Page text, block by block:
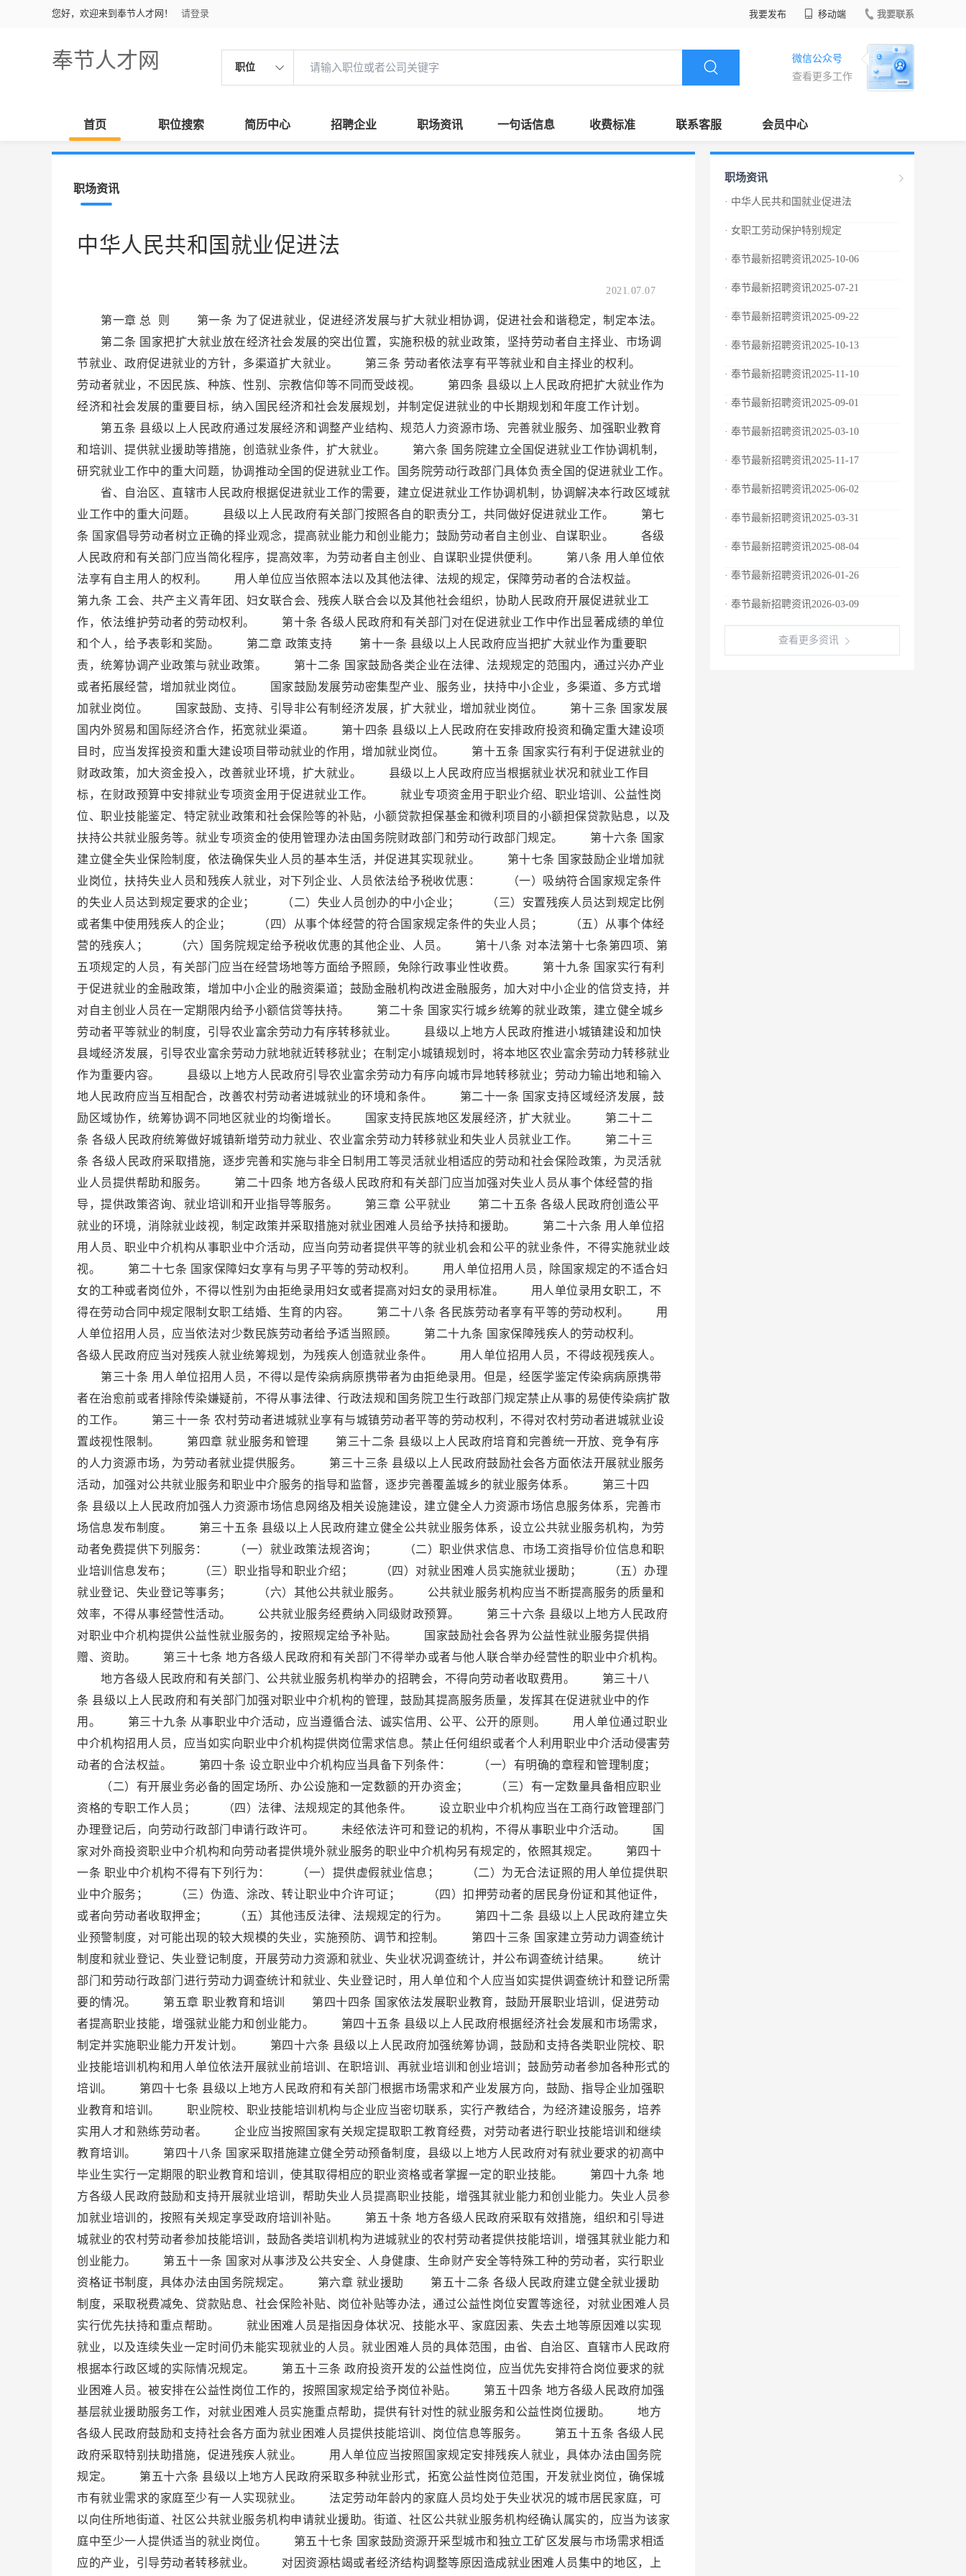
您好，欢迎来到奉节人才网！ 请登录 我要发布 移动端 我要联系
奉节人才网 职位
微信公众号
查看更多工作
首页 职位搜索 简历中心 招聘企业 职场资讯 一句话信息 收费标准 联系客服 会员中心
职场资讯
中华人民共和国就业促进法
2021.07.07
第一章 总 则 第一条 为了促进就业，促进经济发展与扩大就业相协调，促进社会和谐稳定，制定本法。
第二条 国家把扩大就业放在经济社会发展的突出位置，实施积极的就业政策，坚持劳动者自主择业、市场调
节就业、政府促进就业的方针，多渠道扩大就业。 第三条 劳动者依法享有平等就业和自主择业的权利。
劳动者就业，不因民族、种族、性别、宗教信仰等不同而受歧视。 第四条 县级以上人民政府把扩大就业作为
经济和社会发展的重要目标，纳入国民经济和社会发展规划，并制定促进就业的中长期规划和年度工作计划。
第五条 县级以上人民政府通过发展经济和调整产业结构、规范人力资源市场、完善就业服务、加强职业教育
和培训、提供就业援助等措施，创造就业条件，扩大就业。 第六条 国务院建立全国促进就业工作协调机制，
研究就业工作中的重大问题，协调推动全国的促进就业工作。国务院劳动行政部门具体负责全国的促进就业工作。
省、自治区、直辖市人民政府根据促进就业工作的需要，建立促进就业工作协调机制，协调解决本行政区域就
业工作中的重大问题。 县级以上人民政府有关部门按照各自的职责分工，共同做好促进就业工作。 第七
条 国家倡导劳动者树立正确的择业观念，提高就业能力和创业能力；鼓励劳动者自主创业、自谋职业。 各级
人民政府和有关部门应当简化程序，提高效率，为劳动者自主创业、自谋职业提供便利。 第八条 用人单位依
法享有自主用人的权利。 用人单位应当依照本法以及其他法律、法规的规定，保障劳动者的合法权益。
第九条 工会、共产主义青年团、妇女联合会、残疾人联合会以及其他社会组织，协助人民政府开展促进就业工
作，依法维护劳动者的劳动权利。 第十条 各级人民政府和有关部门对在促进就业工作中作出显著成绩的单位
和个人，给予表彰和奖励。 第二章 政策支持 第十一条 县级以上人民政府应当把扩大就业作为重要职
责，统筹协调产业政策与就业政策。 第十二条 国家鼓励各类企业在法律、法规规定的范围内，通过兴办产业
或者拓展经营，增加就业岗位。 国家鼓励发展劳动密集型产业、服务业，扶持中小企业，多渠道、多方式增
加就业岗位。 国家鼓励、支持、引导非公有制经济发展，扩大就业，增加就业岗位。 第十三条 国家发展
国内外贸易和国际经济合作，拓宽就业渠道。 第十四条 县级以上人民政府在安排政府投资和确定重大建设项
目时，应当发挥投资和重大建设项目带动就业的作用，增加就业岗位。 第十五条 国家实行有利于促进就业的
财政政策，加大资金投入，改善就业环境，扩大就业。 县级以上人民政府应当根据就业状况和就业工作目
标，在财政预算中安排就业专项资金用于促进就业工作。 就业专项资金用于职业介绍、职业培训、公益性岗
位、职业技能鉴定、特定就业政策和社会保险等的补贴，小额贷款担保基金和微利项目的小额担保贷款贴息，以及
扶持公共就业服务等。就业专项资金的使用管理办法由国务院财政部门和劳动行政部门规定。 第十六条 国家
建立健全失业保险制度，依法确保失业人员的基本生活，并促进其实现就业。 第十七条 国家鼓励企业增加就
业岗位，扶持失业人员和残疾人就业，对下列企业、人员依法给予税收优惠： （一）吸纳符合国家规定条件
的失业人员达到规定要求的企业； （二）失业人员创办的中小企业； （三）安置残疾人员达到规定比例
或者集中使用残疾人的企业； （四）从事个体经营的符合国家规定条件的失业人员； （五）从事个体经
营的残疾人； （六）国务院规定给予税收优惠的其他企业、人员。 第十八条 对本法第十七条第四项、第
五项规定的人员，有关部门应当在经营场地等方面给予照顾，免除行政事业性收费。 第十九条 国家实行有利
于促进就业的金融政策，增加中小企业的融资渠道；鼓励金融机构改进金融服务，加大对中小企业的信贷支持，并
对自主创业人员在一定期限内给予小额信贷等扶持。 第二十条 国家实行城乡统筹的就业政策，建立健全城乡
劳动者平等就业的制度，引导农业富余劳动力有序转移就业。 县级以上地方人民政府推进小城镇建设和加快
县域经济发展，引导农业富余劳动力就地就近转移就业；在制定小城镇规划时，将本地区农业富余劳动力转移就业
作为重要内容。 县级以上地方人民政府引导农业富余劳动力有序向城市异地转移就业；劳动力输出地和输入
地人民政府应当互相配合，改善农村劳动者进城就业的环境和条件。 第二十一条 国家支持区域经济发展，鼓
励区域协作，统筹协调不同地区就业的均衡增长。 国家支持民族地区发展经济，扩大就业。 第二十二
条 各级人民政府统筹做好城镇新增劳动力就业、农业富余劳动力转移就业和失业人员就业工作。 第二十三
条 各级人民政府采取措施，逐步完善和实施与非全日制用工等灵活就业相适应的劳动和社会保险政策，为灵活就
业人员提供帮助和服务。 第二十四条 地方各级人民政府和有关部门应当加强对失业人员从事个体经营的指
导，提供政策咨询、就业培训和开业指导等服务。 第三章 公平就业 第二十五条 各级人民政府创造公平
就业的环境，消除就业歧视，制定政策并采取措施对就业困难人员给予扶持和援助。 第二十六条 用人单位招
用人员、职业中介机构从事职业中介活动，应当向劳动者提供平等的就业机会和公平的就业条件，不得实施就业歧
视。 第二十七条 国家保障妇女享有与男子平等的劳动权利。 用人单位招用人员，除国家规定的不适合妇
女的工种或者岗位外，不得以性别为由拒绝录用妇女或者提高对妇女的录用标准。 用人单位录用女职工，不
得在劳动合同中规定限制女职工结婚、生育的内容。 第二十八条 各民族劳动者享有平等的劳动权利。 用
人单位招用人员，应当依法对少数民族劳动者给予适当照顾。 第二十九条 国家保障残疾人的劳动权利。
各级人民政府应当对残疾人就业统筹规划，为残疾人创造就业条件。 用人单位招用人员，不得歧视残疾人。
第三十条 用人单位招用人员，不得以是传染病病原携带者为由拒绝录用。但是，经医学鉴定传染病病原携带
者在治愈前或者排除传染嫌疑前，不得从事法律、行政法规和国务院卫生行政部门规定禁止从事的易使传染病扩散
的工作。 第三十一条 农村劳动者进城就业享有与城镇劳动者平等的劳动权利，不得对农村劳动者进城就业设
置歧视性限制。 第四章 就业服务和管理 第三十二条 县级以上人民政府培育和完善统一开放、竞争有序
的人力资源市场，为劳动者就业提供服务。 第三十三条 县级以上人民政府鼓励社会各方面依法开展就业服务
活动，加强对公共就业服务和职业中介服务的指导和监督，逐步完善覆盖城乡的就业服务体系。 第三十四
条 县级以上人民政府加强人力资源市场信息网络及相关设施建设，建立健全人力资源市场信息服务体系，完善市
场信息发布制度。 第三十五条 县级以上人民政府建立健全公共就业服务体系，设立公共就业服务机构，为劳
动者免费提供下列服务： （一）就业政策法规咨询； （二）职业供求信息、市场工资指导价位信息和职
业培训信息发布； （三）职业指导和职业介绍； （四）对就业困难人员实施就业援助； （五）办理
就业登记、失业登记等事务； （六）其他公共就业服务。 公共就业服务机构应当不断提高服务的质量和
效率，不得从事经营性活动。 公共就业服务经费纳入同级财政预算。 第三十六条 县级以上地方人民政府
对职业中介机构提供公益性就业服务的，按照规定给予补贴。 国家鼓励社会各界为公益性就业服务提供捐
赠、资助。 第三十七条 地方各级人民政府和有关部门不得举办或者与他人联合举办经营性的职业中介机构。
地方各级人民政府和有关部门、公共就业服务机构举办的招聘会，不得向劳动者收取费用。 第三十八
条 县级以上人民政府和有关部门加强对职业中介机构的管理，鼓励其提高服务质量，发挥其在促进就业中的作
用。 第三十九条 从事职业中介活动，应当遵循合法、诚实信用、公平、公开的原则。 用人单位通过职业
中介机构招用人员，应当如实向职业中介机构提供岗位需求信息。禁止任何组织或者个人利用职业中介活动侵害劳
动者的合法权益。 第四十条 设立职业中介机构应当具备下列条件： （一）有明确的章程和管理制度；
（二）有开展业务必备的固定场所、办公设施和一定数额的开办资金； （三）有一定数量具备相应职业
资格的专职工作人员； （四）法律、法规规定的其他条件。 设立职业中介机构应当在工商行政管理部门
办理登记后，向劳动行政部门申请行政许可。 未经依法许可和登记的机构，不得从事职业中介活动。 国
家对外商投资职业中介机构和向劳动者提供境外就业服务的职业中介机构另有规定的，依照其规定。 第四十
一条 职业中介机构不得有下列行为： （一）提供虚假就业信息； （二）为无合法证照的用人单位提供职
业中介服务； （三）伪造、涂改、转让职业中介许可证； （四）扣押劳动者的居民身份证和其他证件，
或者向劳动者收取押金； （五）其他违反法律、法规规定的行为。 第四十二条 县级以上人民政府建立失
业预警制度，对可能出现的较大规模的失业，实施预防、调节和控制。 第四十三条 国家建立劳动力调查统计
制度和就业登记、失业登记制度，开展劳动力资源和就业、失业状况调查统计，并公布调查统计结果。 统计
部门和劳动行政部门进行劳动力调查统计和就业、失业登记时，用人单位和个人应当如实提供调查统计和登记所需
要的情况。 第五章 职业教育和培训 第四十四条 国家依法发展职业教育，鼓励开展职业培训，促进劳动
者提高职业技能，增强就业能力和创业能力。 第四十五条 县级以上人民政府根据经济社会发展和市场需求，
制定并实施职业能力开发计划。 第四十六条 县级以上人民政府加强统筹协调，鼓励和支持各类职业院校、职
业技能培训机构和用人单位依法开展就业前培训、在职培训、再就业培训和创业培训；鼓励劳动者参加各种形式的
培训。 第四十七条 县级以上地方人民政府和有关部门根据市场需求和产业发展方向，鼓励、指导企业加强职
业教育和培训。 职业院校、职业技能培训机构与企业应当密切联系，实行产教结合，为经济建设服务，培养
实用人才和熟练劳动者。 企业应当按照国家有关规定提取职工教育经费，对劳动者进行职业技能培训和继续
教育培训。 第四十八条 国家采取措施建立健全劳动预备制度，县级以上地方人民政府对有就业要求的初高中
毕业生实行一定期限的职业教育和培训，使其取得相应的职业资格或者掌握一定的职业技能。 第四十九条 地
方各级人民政府鼓励和支持开展就业培训，帮助失业人员提高职业技能，增强其就业能力和创业能力。失业人员参
加就业培训的，按照有关规定享受政府培训补贴。 第五十条 地方各级人民政府采取有效措施，组织和引导进
城就业的农村劳动者参加技能培训，鼓励各类培训机构为进城就业的农村劳动者提供技能培训，增强其就业能力和
创业能力。 第五十一条 国家对从事涉及公共安全、人身健康、生命财产安全等特殊工种的劳动者，实行职业
资格证书制度，具体办法由国务院规定。 第六章 就业援助 第五十二条 各级人民政府建立健全就业援助
制度，采取税费减免、贷款贴息、社会保险补贴、岗位补贴等办法，通过公益性岗位安置等途径，对就业困难人员
实行优先扶持和重点帮助。 就业困难人员是指因身体状况、技能水平、家庭因素、失去土地等原因难以实现
就业，以及连续失业一定时间仍未能实现就业的人员。就业困难人员的具体范围，由省、自治区、直辖市人民政府
根据本行政区域的实际情况规定。 第五十三条 政府投资开发的公益性岗位，应当优先安排符合岗位要求的就
业困难人员。被安排在公益性岗位工作的，按照国家规定给予岗位补贴。 第五十四条 地方各级人民政府加强
基层就业援助服务工作，对就业困难人员实施重点帮助，提供有针对性的就业服务和公益性岗位援助。 地方
各级人民政府鼓励和支持社会各方面为就业困难人员提供技能培训、岗位信息等服务。 第五十五条 各级人民
政府采取特别扶助措施，促进残疾人就业。 用人单位应当按照国家规定安排残疾人就业，具体办法由国务院
规定。 第五十六条 县级以上地方人民政府采取多种就业形式，拓宽公益性岗位范围，开发就业岗位，确保城
市有就业需求的家庭至少有一人实现就业。 法定劳动年龄内的家庭人员均处于失业状况的城市居民家庭，可
以向住所地街道、社区公共就业服务机构申请就业援助。街道、社区公共就业服务机构经确认属实的，应当为该家
庭中至少一人提供适当的就业岗位。 第五十七条 国家鼓励资源开采型城市和独立工矿区发展与市场需求相适
应的产业，引导劳动者转移就业。 对因资源枯竭或者经济结构调整等原因造成就业困难人员集中的地区，上
职场资讯
· 中华人民共和国就业促进法
· 女职工劳动保护特别规定
· 奉节最新招聘资讯2025-10-06
· 奉节最新招聘资讯2025-07-21
· 奉节最新招聘资讯2025-09-22
· 奉节最新招聘资讯2025-10-13
· 奉节最新招聘资讯2025-11-10
· 奉节最新招聘资讯2025-09-01
· 奉节最新招聘资讯2025-03-10
· 奉节最新招聘资讯2025-11-17
· 奉节最新招聘资讯2025-06-02
· 奉节最新招聘资讯2025-03-31
· 奉节最新招聘资讯2025-08-04
· 奉节最新招聘资讯2026-01-26
· 奉节最新招聘资讯2026-03-09
查看更多资讯